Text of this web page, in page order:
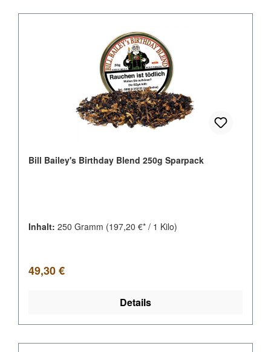
Bill Bailey's Birthday Blend 250g Sparpack
Inhalt: 250 Gramm (197,20 €* / 1 Kilo)
Regulärer Preis:
49,30 €
Details